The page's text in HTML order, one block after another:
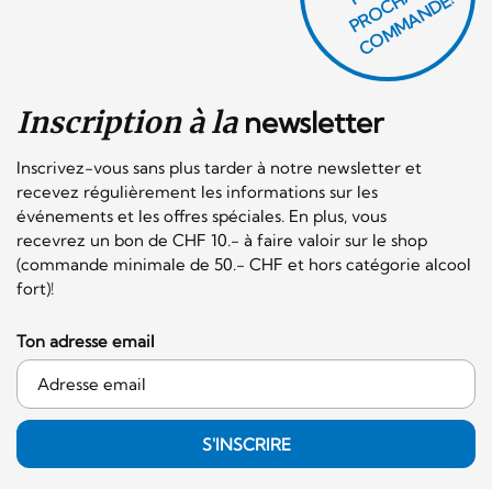
Inscription à lanewsletter
Inscrivez-vous sans plus tarder à notre newsletter et
recevez régulièrement les informations sur les
événements et les offres spéciales. En plus, vous
recevrez un bon de CHF 10.- à faire valoir sur le shop
(commande minimale de 50.- CHF et hors catégorie alcool
fort)!
H
E!
Ton adresse email
S'INSCRIRE